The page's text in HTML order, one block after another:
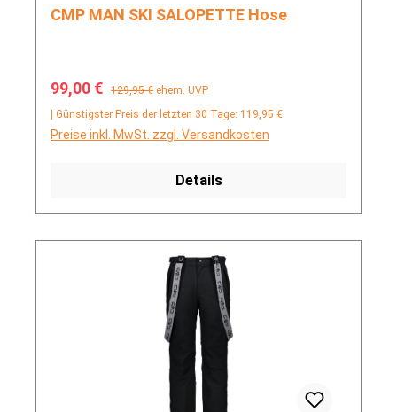
CMP MAN SKI SALOPETTE Hose
Verkaufspreis:
99,00 € Regulärer Preis:
129,95 € ehem. UVP
| Günstigster Preis der letzten 30 Tage: 119,95 €
Preise inkl. MwSt. zzgl. Versandkosten
Details